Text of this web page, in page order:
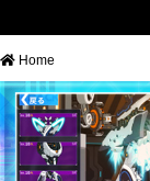
RTS/MOBA
アクション
シミュレーショ
Home